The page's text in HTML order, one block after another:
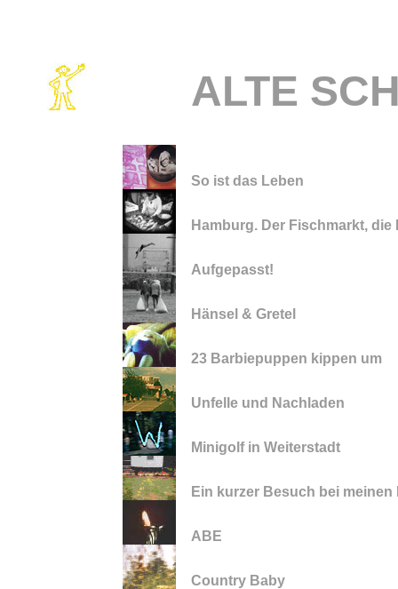
ALTE
So ist das Leben
Hamburg. Der Fischmarkt,
Aufgepasst!
Hänsel & Gretel
23 Barbiepuppen kippen um
Unfelle und Nachladen
Minigolf in Weiterstadt
Ein kurzer Besuch bei meinen
ABE
Country Baby